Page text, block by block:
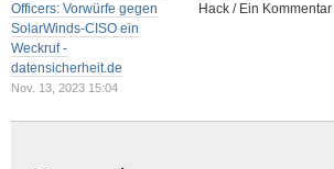
Officers: Vorwürfe gegen
SolarWinds-CISO ein
Weckruf -
datensicherheit.de
Nov. 13, 2023 15:04
Hack / Ein